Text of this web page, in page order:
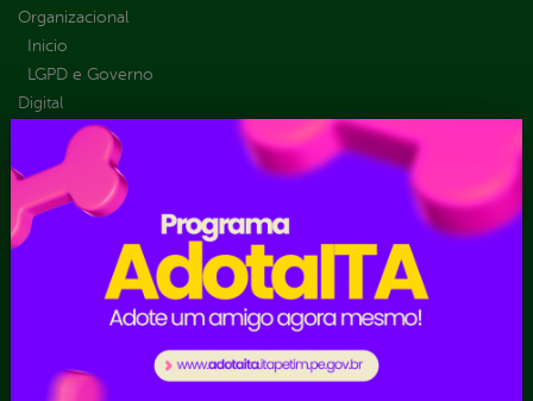
Organizacional
Inicio
LGPD e Governo
Digital
Licitações e
Contratos
Obras Públicas
Planejamento e
Prestação de Contas
Recursos Humanos
Portal Transporte
Escolar